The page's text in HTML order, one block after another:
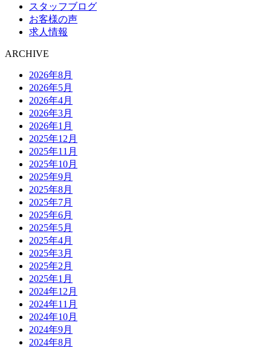
スタッフブログ
お客様の声
求人情報
ARCHIVE
2026年8月
2026年5月
2026年4月
2026年3月
2026年1月
2025年12月
2025年11月
2025年10月
2025年9月
2025年8月
2025年7月
2025年6月
2025年5月
2025年4月
2025年3月
2025年2月
2025年1月
2024年12月
2024年11月
2024年10月
2024年9月
2024年8月